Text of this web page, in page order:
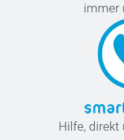
immer
Hilfe, direkt